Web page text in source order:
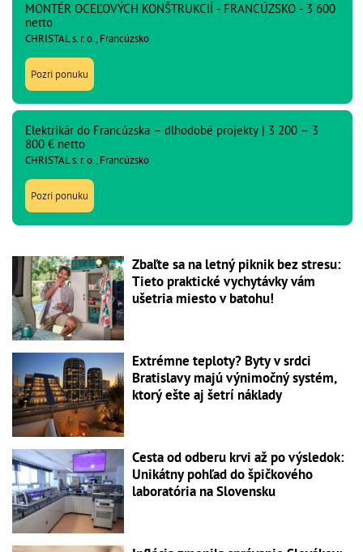
MONTÉR OCEĽOVÝCH KONŠTRUKCIÍ - FRANCÚZSKO - 3 600
netto
CHRISTAL s. r. o., Francúzsko
Pozri ponuku
Elektrikár do Francúzska – dlhodobé projekty | 3 200 – 3
800 € netto
CHRISTAL s. r. o., Francúzsko
Pozri ponuku
Zbaľte sa na letný piknik bez stresu:
Tieto praktické vychytávky vám
ušetria miesto v batohu!
Extrémne teploty? Byty v srdci
Bratislavy majú výnimočný systém,
ktorý ešte aj šetrí náklady
Cesta od odberu krvi až po výsledok:
Unikátny pohľad do špičkového
laboratória na Slovensku